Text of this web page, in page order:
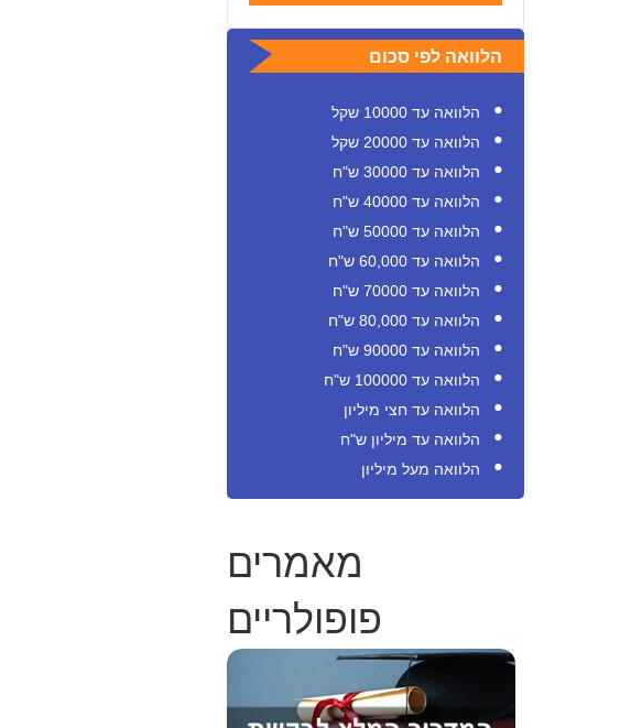
הלוואה לפי סכום
הלוואה עד 10000 שקל
הלוואה עד 20000 שקל
הלוואה עד 30000 ש"ח
הלוואה עד 40000 ש"ח
הלוואה עד 50000 ש"ח
הלוואה עד 60,000 ש"ח
הלוואה עד 70000 ש"ח
הלוואה עד 80,000 ש"ח
הלוואה עד 90000 ש"ח
הלוואה עד 100000 ש"ח
הלוואה עד חצי מיליון
הלוואה עד מיליון ש"ח
הלוואה מעל מיליון
מאמרים
פופולריים